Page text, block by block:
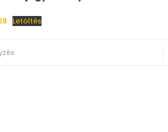
Letöltés